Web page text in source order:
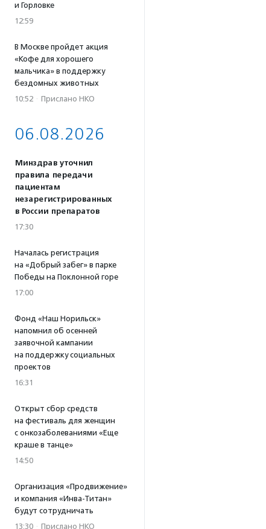
и Горловке
12:59
В Москве пройдет акция
«Кофе для хорошего
мальчика» в поддержку
бездомных животных
10:52 · Прислано НКО
06.08.2026
Минздрав уточнил
правила передачи
пациентам
незарегистрированных
в России препаратов
17:30
Началась регистрация
на «Добрый забег» в парке
Победы на Поклонной горе
17:00
Фонд «Наш Норильск»
напомнил об осенней
заявочной кампании
на поддержку социальных
проектов
16:31
Открыт сбор средств
на фестиваль для женщин
с онкозаболеваниями «Еще
краше в танце»
14:50
Организация «Продвижение»
и компания «Инва-Титан»
будут сотрудничать
13:30 · Прислано НКО